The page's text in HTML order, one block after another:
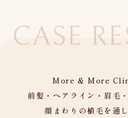
CASE
More & More
前髪・ヘアライン・眉毛
顔まわりの植毛を通